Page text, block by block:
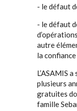
- le défaut
- le défaut
autre
la
L’ASAMIS
plusieurs
gratuites
famille